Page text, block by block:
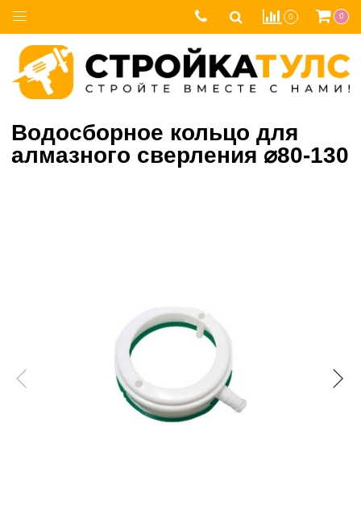
0 0
Водосборное кольцо для
алмазного сверления ⌀80-130